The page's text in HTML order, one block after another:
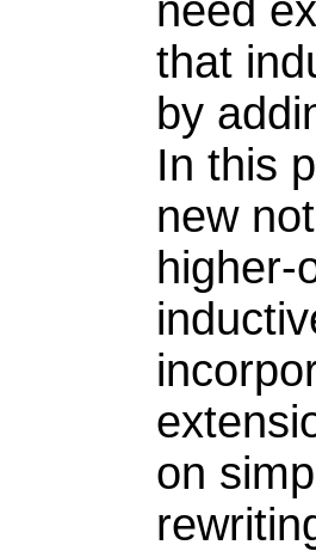
need
that
by
In this
new
higher-
on